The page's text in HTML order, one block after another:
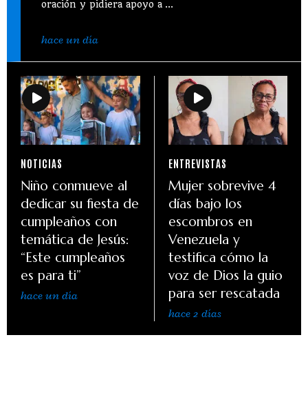
oración y pidiera apoyo a
hace un día
NOTICIAS
Niño conmueve al
dedicar su fiesta de
cumpleaños con
temática de Jesús:
“Este cumpleaños
es para ti”
hace un día
ENTREVISTAS
Mujer sobrevive 4
días bajo los
escombros en
Venezuela y
testifica cómo la
voz de Dios la guio
para ser rescatada
hace 2 días